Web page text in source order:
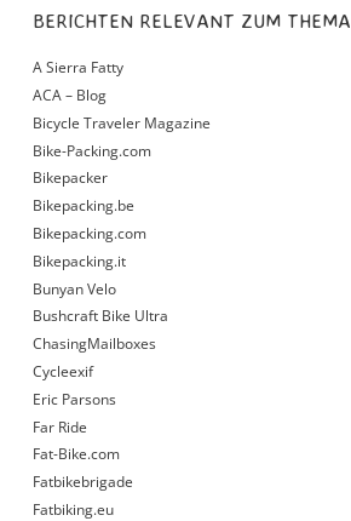
BERICHTEN RELEVANT ZUM THEMA
A Sierra Fatty
ACA – Blog
Bicycle Traveler Magazine
Bike-Packing.com
Bikepacker
Bikepacking.be
Bikepacking.com
Bikepacking.it
Bunyan Velo
Bushcraft Bike Ultra
ChasingMailboxes
Cycleexif
Eric Parsons
Far Ride
Fat-Bike.com
Fatbikebrigade
Fatbiking.eu